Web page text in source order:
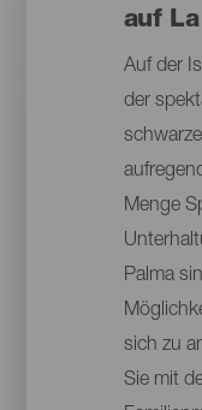
auf
Auf der
der
Menge
Palma
sich zu
Sie mit